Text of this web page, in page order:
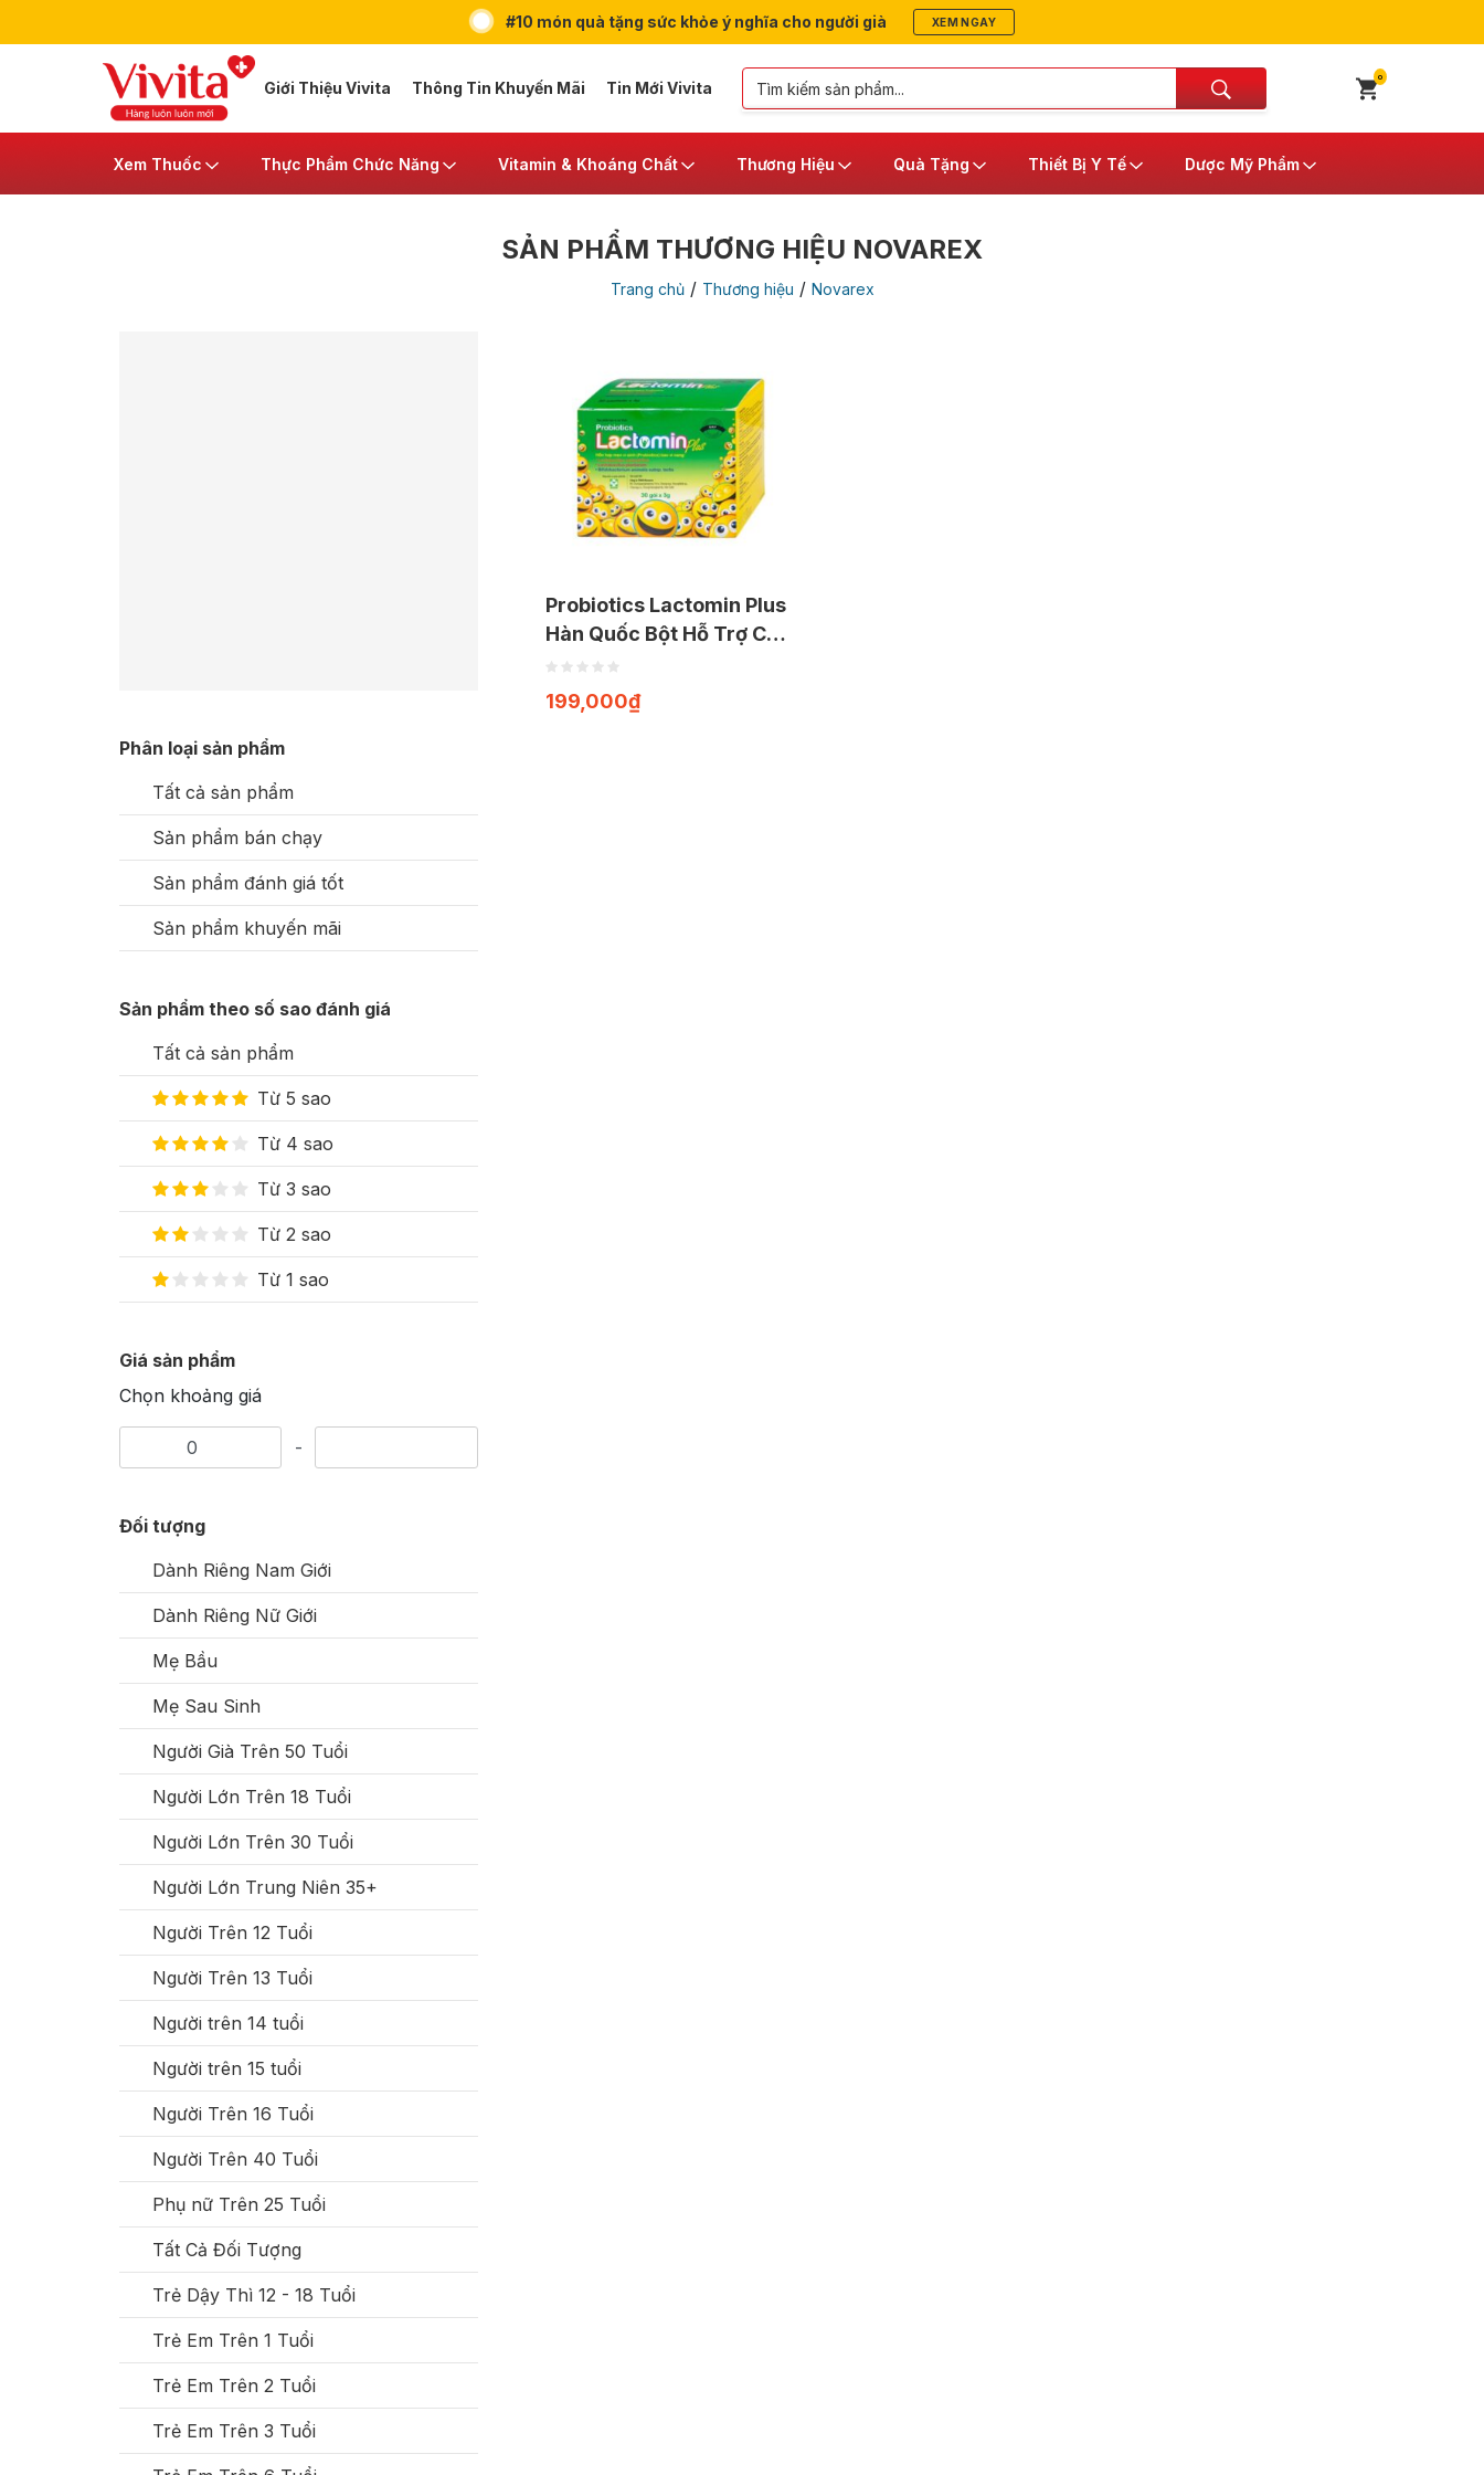
#10 món quà tặng sức khỏe ý nghĩa cho người già XEM NGAY
Giới Thiệu Vivita Thông Tin Khuyến Mãi Tin Mới Vivita
0
Xem Thuốc Thực Phẩm Chức Năng Vitamin & Khoáng Chất Thương Hiệu Quà Tặng Thiết Bị Y Tế Dược Mỹ Phẩm
SẢN PHẨM THƯƠNG HIỆU NOVAREX
Trang chủ/ Thương hiệu / Novarex
Phân loại sản phẩm
Tất cả sản phẩm
Sản phẩm bán chạy
Sản phẩm đánh giá tốt
Sản phẩm khuyến mãi
Sản phẩm theo số sao đánh giá
Tất cả sản phẩm
Từ 5 sao
Từ 4 sao
Từ 3 sao
Từ 2 sao
Từ 1 sao
Giá sản phẩm
Chọn khoảng giá
-
Đối tượng
Dành Riêng Nam Giới
Dành Riêng Nữ Giới
Mẹ Bầu
Mẹ Sau Sinh
Người Già Trên 50 Tuổi
Người Lớn Trên 18 Tuổi
Người Lớn Trên 30 Tuổi
Người Lớn Trung Niên 35+
Người Trên 12 Tuổi
Người Trên 13 Tuổi
Người trên 14 tuổi
Người trên 15 tuổi
Người Trên 16 Tuổi
Người Trên 40 Tuổi
Phụ nữ Trên 25 Tuổi
Tất Cả Đối Tượng
Trẻ Dậy Thì 12 - 18 Tuổi
Trẻ Em Trên 1 Tuổi
Trẻ Em Trên 2 Tuổi
Trẻ Em Trên 3 Tuổi
Probiotics Lactomin Plus
Hàn Quốc Bột Hỗ Trợ Cân
Bằng Hệ Vi Sinh Đường
Ruột (Hộp 30 gói)
199,000₫